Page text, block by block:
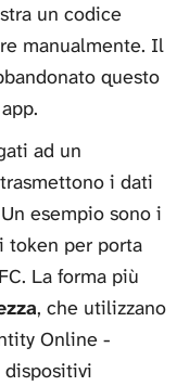
un codice
manualmente. Il
questo
ad un
i dati
esempio sono i
token per porta
La forma più
, che utilizzano
Online -
dispositivi